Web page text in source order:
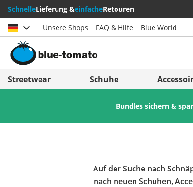
SchnelleLieferung &einfacheRetouren
Land auswählen
Österreich
Italia (Italiano)
Italien (Deutsch)
United Kingdom
Unsere Shops FAQ & Hilfe Blue World
Streetwear Schuhe
Bundles sichern &
Auf der Suche nach
nach neuen Schuhen,